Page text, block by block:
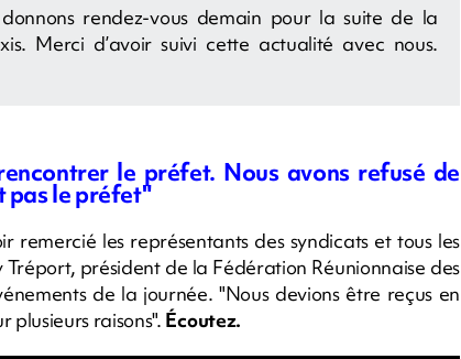
rendez-vous demain pour la suite de la
Merci d’avoir suivi cette actualité avec nous.
le préfet. Nous avons refusé de
pas le préfet"
remercié les représentants des syndicats et tous les
président de la Fédération Réunionnaise des
de la journée. "Nous devions être reçus en
plusieurs raisons". Écoutez.